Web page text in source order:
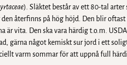
). Släktet består av ett 80-tal
återfinns på hög höjd. Den blir
vita. Den ska vara härdig t.o.m. USDA
gärna något kemiskt sur jord i ett
varm sommar för att uppnå full